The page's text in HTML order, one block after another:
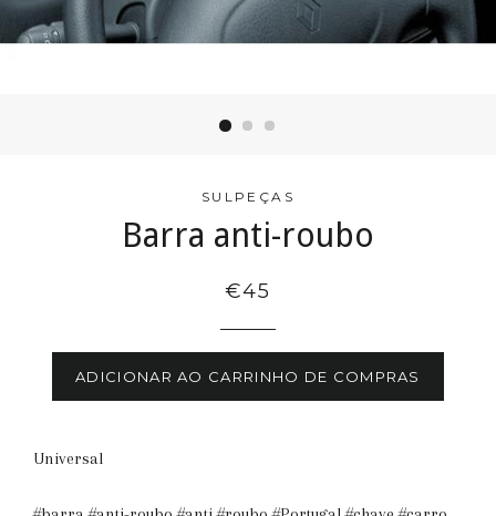
SULPEÇAS
Barra anti-roubo
€45
ADICIONAR AO CARRINHO DE COMPRAS
Universal